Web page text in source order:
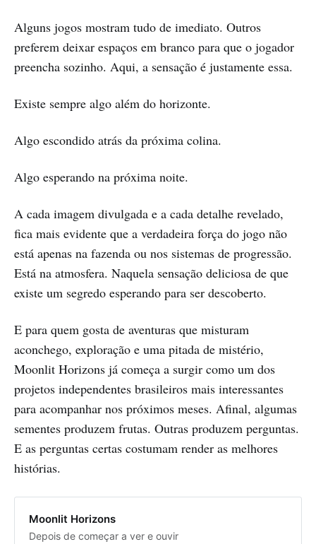
Alguns jogos mostram tudo de imediato. Outros
preferem deixar espaços em branco para que o jogador
preencha sozinho. Aqui, a sensação é justamente essa.
Existe sempre algo além do horizonte.
Algo escondido atrás da próxima colina.
Algo esperando na próxima noite.
A cada imagem divulgada e a cada detalhe revelado,
fica mais evidente que a verdadeira força do jogo não
está apenas na fazenda ou nos sistemas de progressão.
Está na atmosfera. Naquela sensação deliciosa de que
existe um segredo esperando para ser descoberto.
E para quem gosta de aventuras que misturam
aconchego, exploração e uma pitada de mistério,
Moonlit Horizons já começa a surgir como um dos
projetos independentes brasileiros mais interessantes
para acompanhar nos próximos meses. Afinal, algumas
sementes produzem frutas. Outras produzem perguntas.
E as perguntas certas costumam render as melhores
histórias.
Moonlit Horizons
Depois de começar a ver e ouvir